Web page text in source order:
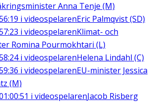
Anna Tenje (M)
i videospelarenEric Palmqvist (SD)
i videospelarenKlimat- och
Romina Pourmokhtari (L)
i videospelarenHelena Lindahl (C)
i videospelarenEU-minister Jessica
(M)
i videospelarenJacob Risberg